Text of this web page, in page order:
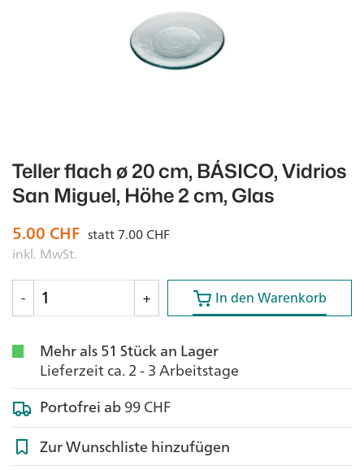
Teller flach ø 20 cm, BÁSICO, Vidrios
San Miguel, Höhe 2 cm, Glas
5.00 CHF statt7.00CHF
inkl. MwSt.
-
+ In den Warenkorb
In den Warenkorb
Mehr als 51 Stück an Lager
Lieferzeit ca. 2 - 3 Arbeitstage
Portofrei ab99 CHF
Zur Wunschliste hinzufügen